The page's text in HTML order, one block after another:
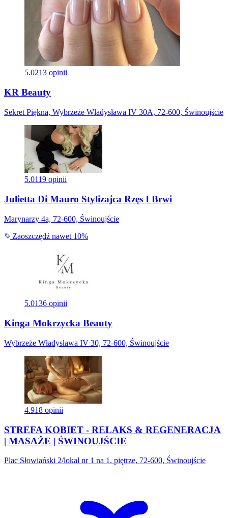
5.0213 opinii
KR Beauty
Sekret Piękna, Wybrzeże Władysława IV 30A, 72-600, Świnoujście
5.0119 opinii
Julietta Di Mauro Stylizajca Rzęs I Brwi
Marynarzy 4a, 72-600, Świnoujście
Zaoszczędź nawet 10%
5.0136 opinii
Kinga Mokrzycka Beauty
Wybrzeże Władysława IV 30, 72-600, Świnoujście
4.918 opinii
STREFA KOBIET - RELAKS & REGENERACJA
| MASAŻE | ŚWINOUJŚCIE
Plac Słowiański 2/lokal nr 1 na 1. piętrze, 72-600, Świnoujście